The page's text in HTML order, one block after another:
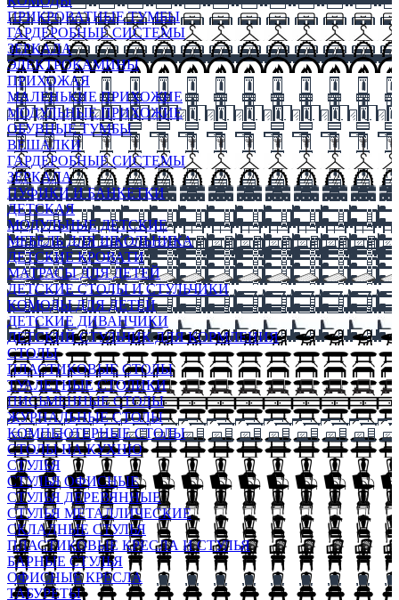
ПРИКРОВАТНЫЕ ТУМБЫ
ГАРДЕРОБНЫЕ СИСТЕМЫ
ЗЕРКАЛА
ЭЛЕКТРОКАМИНЫ
ПРИХОЖАЯ
МАЛЕНЬКИЕ ПРИХОЖИЕ
МОДУЛЬНЫЕ ПРИХОЖИЕ
ОБУВНЫЕ ТУМБЫ
ВЕШАЛКИ
ГАРДЕРОБНЫЕ СИСТЕМЫ
ЗЕРКАЛА
ПУФИКИ И БАНКЕТКИ
ДЕТСКАЯ
МОДУЛЬНЫЕ ДЕТСКИЕ
МЕБЕЛЬ ДЛЯ ШКОЛЬНИКА
ДЕТСКИЕ КРОВАТИ
МАТРАСЫ ДЛЯ ДЕТЕЙ
ДЕТСКИЕ СТОЛЫ И СТУЛЬЧИКИ
КОМОДЫ ДЛЯ ДЕТЕЙ
ДЕТСКИЕ ДИВАНЧИКИ
ДЕТСКИЙ СТУЛЬЧИК ДЛЯ КОРМЛЕНИЯ
СТОЛЫ
ПЛАСТИКОВЫЕ СТОЛЫ
ТУАЛЕТНЫЕ СТОЛИКИ
ПИСЬМЕННЫЕ СТОЛЫ
ЖУРНАЛЬНЫЕ СТОЛЫ
КОМПЬЮТЕРНЫЕ СТОЛЫ
СТОЛЫ НА КУХНЮ
СТУЛЬЯ
СТУЛЬЯ ОФИСНЫЕ
СТУЛЬЯ ДЕРЕВЯННЫЕ
СТУЛЬЯ МЕТАЛЛИЧЕСКИЕ
СКЛАДНЫЕ СТУЛЬЯ
ПЛАСТИКОВЫЕ КРЕСЛА И СТУЛЬЯ
БАРНЫЕ СТУЛЬЯ
ОФИСНЫЕ КРЕСЛА
ТАБУРЕТЫ